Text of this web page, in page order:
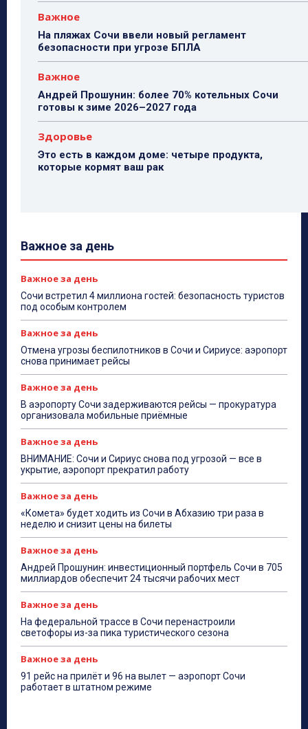
Важное
На пляжах Сочи ввели новый регламент
безопасности при угрозе БПЛА
Важное
Андрей Прошунин: более 70% котельных Сочи
готовы к зиме 2026–2027 года
Здоровье
Это есть в каждом доме: четыре продукта,
которые кормят ваш рак
Важное за день
Важное за день
Сочи встретил 4 миллиона гостей: безопасность туристов
под особым контролем
Важное за день
Отмена угрозы беспилотников в Сочи и Сириусе: аэропорт
снова принимает рейсы
Важное за день
В аэропорту Сочи задерживаются рейсы — прокуратура
организовала мобильные приёмные
Важное за день
ВНИМАНИЕ: Сочи и Сириус снова под угрозой — все в
укрытие, аэропорт прекратил работу
Важное за день
«Комета» будет ходить из Сочи в Абхазию три раза в
неделю и снизит цены на билеты
Важное за день
Андрей Прошунин: инвестиционный портфель Сочи в 705
миллиардов обеспечит 24 тысячи рабочих мест
Важное за день
На федеральной трассе в Сочи перенастроили
светофоры из-за пика туристического сезона
Важное за день
91 рейс на прилёт и 96 на вылет — аэропорт Сочи
работает в штатном режиме